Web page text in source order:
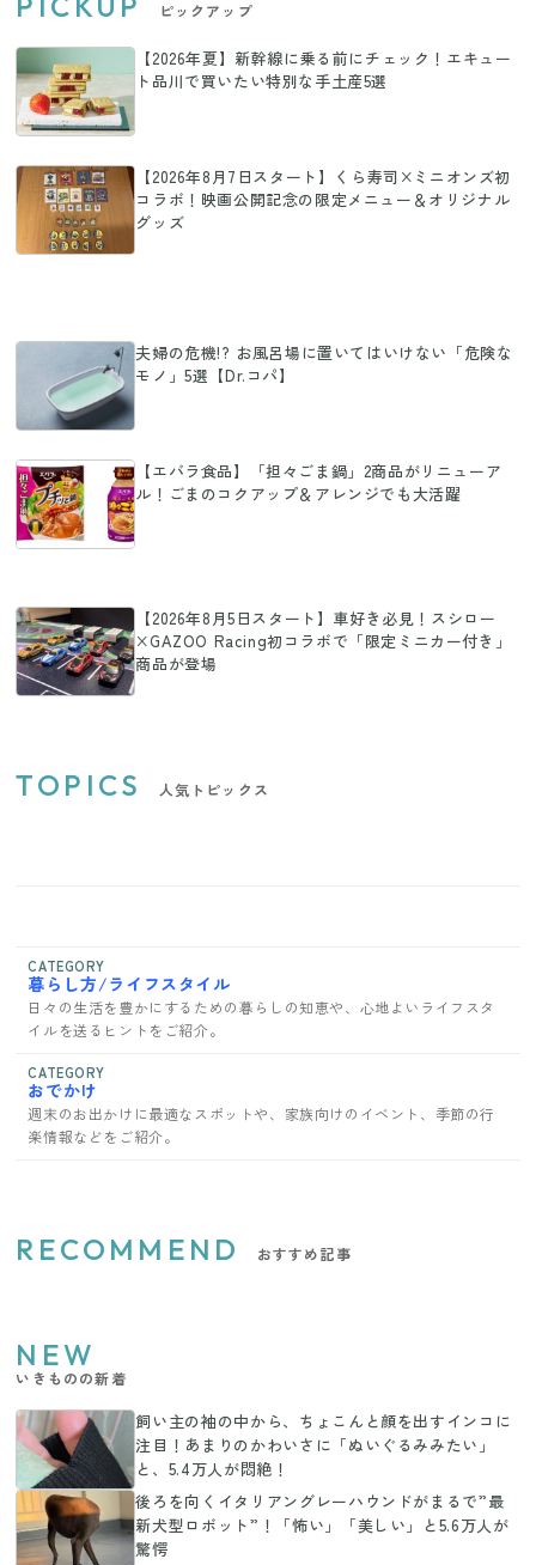
ピックアップ
【2026年夏】新幹線に乗る前にチェック！エキュー
ト品川で買いたい特別な手土産5選
【2026年8月7日スタート】くら寿司×ミニオンズ初
コラボ！映画公開記念の限定メニュー＆オリジナル
グッズ
夫婦の危機!? お風呂場に置いてはいけない「危険な
モノ」5選【Dr.コパ】
【エバラ食品】「担々ごま鍋」2商品がリニューア
ル！ごまのコクアップ＆アレンジでも大活躍
【2026年8月5日スタート】車好き必見！スシロー
×GAZOO Racing初コラボで「限定ミニカー付き」
商品が登場
TOPICS 人気トピックス
CATEGORY
暮らし方/ライフスタイル
日々の生活を豊かにするための暮らしの知恵や、心地よいライフスタ
イルを送るヒントをご紹介。
CATEGORY
おでかけ
週末のお出かけに最適なスポットや、家族向けのイベント、季節の行
楽情報などをご紹介。
RECOMMEND おすすめ記事
NEW
いきものの新着
飼い主の袖の中から、ちょこんと顔を出すインコに
注目！あまりのかわいさに「ぬいぐるみみたい」
と、5.4万人が悶絶！
後ろを向くイタリアングレーハウンドがまるで”最
新犬型ロボット”！「怖い」「美しい」と5.6万人が
驚愕